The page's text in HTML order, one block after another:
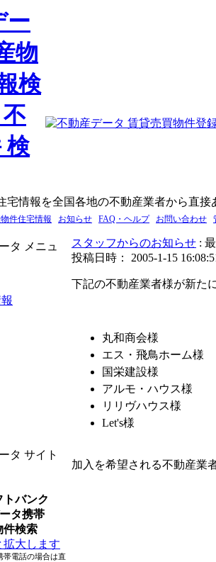
宅情報を全国各地の不動産業者から直接
件住宅情報 お知らせ FAQ・ヘルプ お問い合わせ
タ メニュ
タ サイト
トバンク
タ携帯
件検索
帯電話の場合は直
スタッフからのお知らせ :
投稿日時： 2005-1-15
下記の不動産業者様が新た
丸和商会様
エス・飛鳥ホーム様
国栄建設様
アルモ・ハウス様
リリヴハウス様
Let's様
加入を希望される不動産業